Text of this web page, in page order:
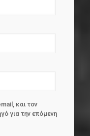
και τον
για την επόμενη